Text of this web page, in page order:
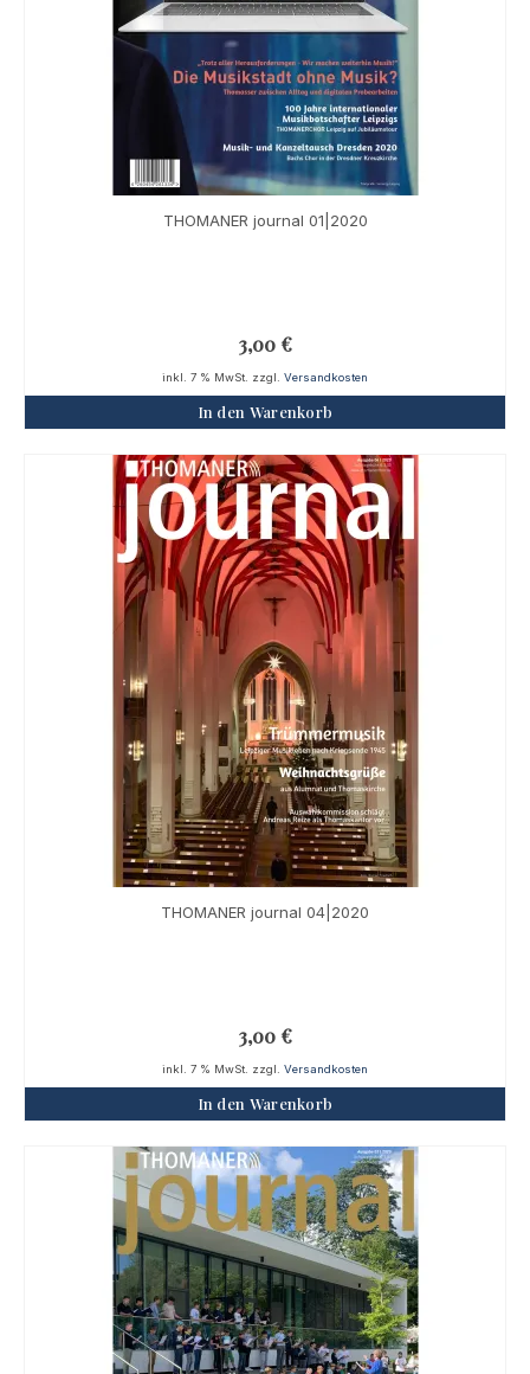
THOMANER journal 01|2020
3,00 €
inkl. 7 % MwSt. zzgl. Versandkosten
In den Warenkorb
THOMANER journal 04|2020
3,00 €
inkl. 7 % MwSt. zzgl. Versandkosten
In den Warenkorb